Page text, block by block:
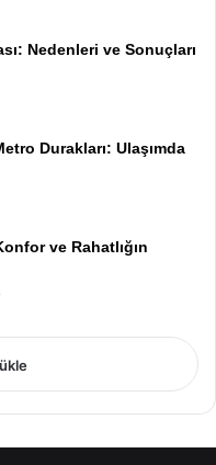
Nedenleri ve Sonuçları
Durakları: Ulaşımda
ve Rahatlığın